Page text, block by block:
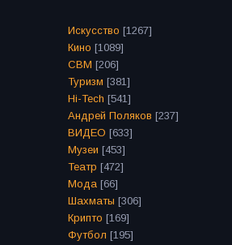
Искусство [1267]
Кино [1089]
СВМ [206]
Туризм [381]
Hi-Tech [541]
Андрей Поляков [237]
ВИДЕО [633]
Музеи [453]
Театр [472]
Мода [66]
Шахматы [306]
Крипто [169]
Футбол [195]